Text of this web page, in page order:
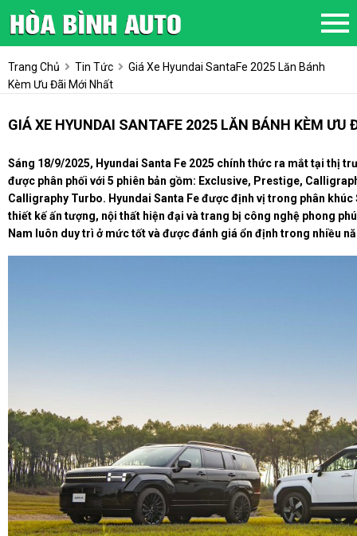
Trang Chủ Tin Tức
Giá Xe Hyundai SantaFe 2025 Lăn Bánh
Kèm Ưu Đãi Mới Nhất
GIÁ XE HYUNDAI SANTAFE 2025 LĂN BÁNH KÈM ƯU
Sáng 18/9/2025, Hyundai Santa Fe 2025 chính thức ra mắt tại thị
được phân phối với 5 phiên bản gồm: Exclusive, Prestige,
Calligraphy Turbo. Hyundai Santa Fe được định vị trong phân khúc
thiết kế ấn tượng, nội thất hiện đại và trang bị công nghệ phong
Nam luôn duy trì ở mức tốt và được đánh giá ổn định trong nhiều